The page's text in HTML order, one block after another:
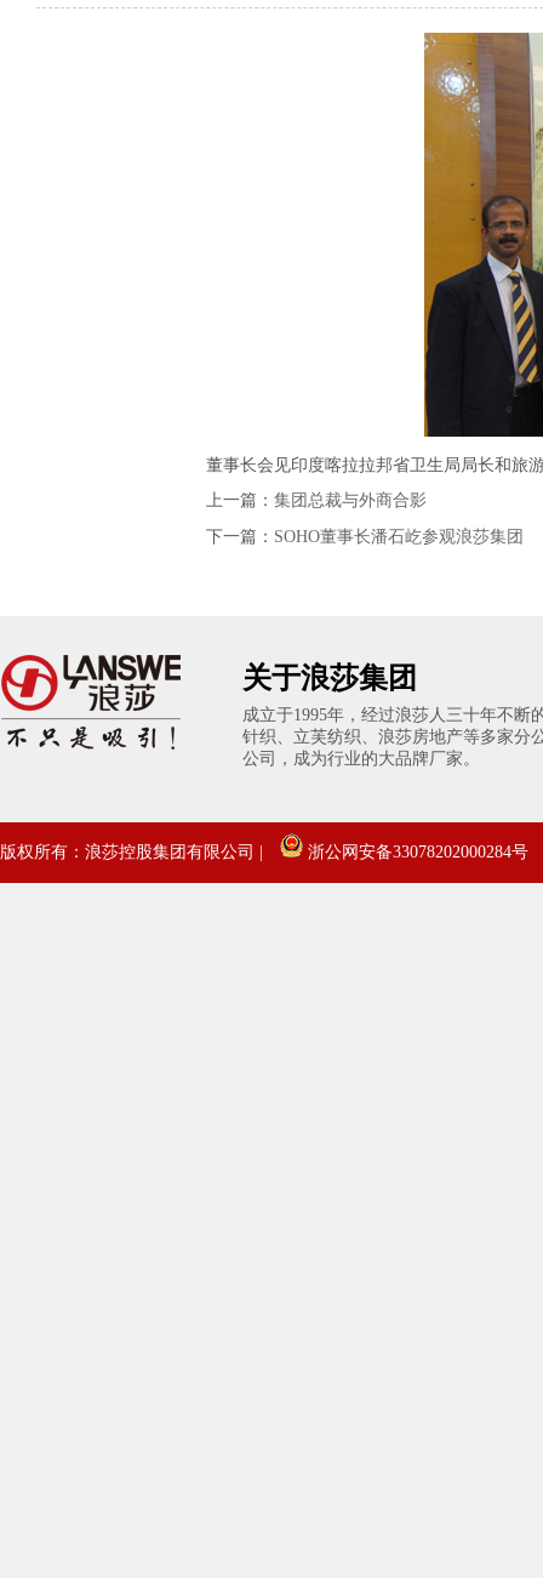
董事长会见印度喀拉拉邦省卫生局局长和旅
上一篇： 集团总裁与外商合影
下一篇： SOHO董事长潘石屹参观浪莎集团
关于浪莎集团
成立于1995年，经过浪莎人三十年不断
针织、立芙纺织、浪莎房地产等多家分
公司，成为行业的大品牌厂家。
版权所有：浪莎控股集团有限公司 | 浙公网安备33078202000284号